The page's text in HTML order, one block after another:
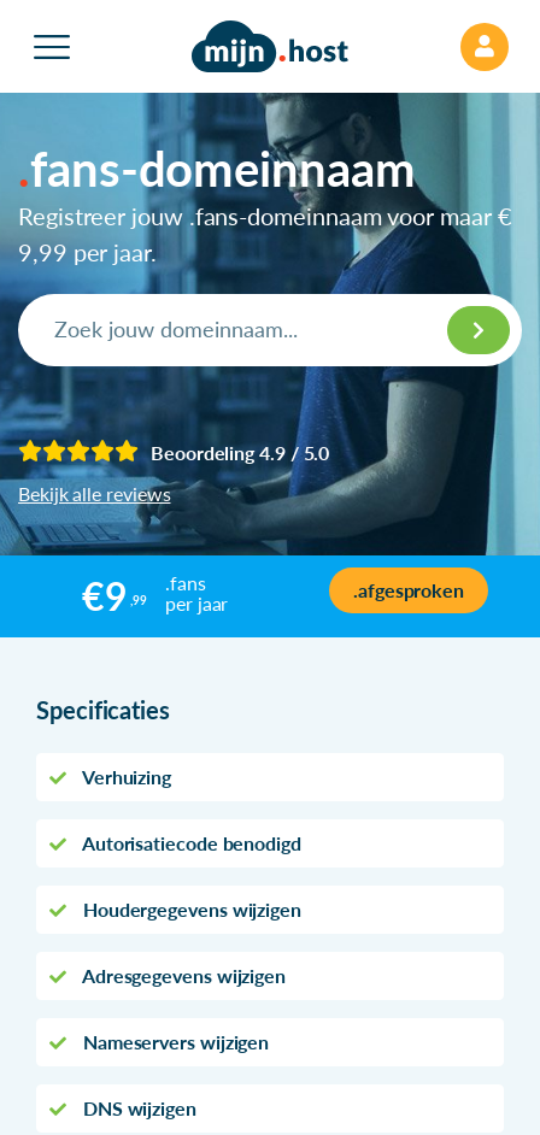
fans-domeinnaam
Registreer jouw .fans-domeinnaam voor maar €
9,99 per jaar.
Beoordeling 4.9 / 5.0
Bekijk alle reviews
€9 ,99
.fans
per jaar
.afgesproken
Specificaties
Verhuizing
Autorisatiecode benodigd
Houdergegevens wijzigen
Adresgegevens wijzigen
Nameservers wijzigen
DNS wijzigen